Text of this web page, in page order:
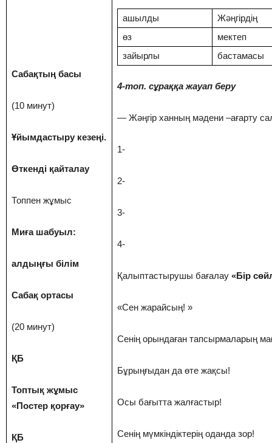
Сабақтың басы
(10 минут)
Ұйымдастыру кезеңі.
Өткенді қайталау
Топпен жұмыс
Миға шабуыл:
алдыңғы білім
Сабақ ортасы
(20 минут)
ҚБ
Топтық жұмыс
«Постер қорғау»
ҚБ
ашылды
Жәңгірдің
өз
мектеп
зайырлы
бастамасы
4-топ. сұраққа жауап беру
— Жәңгір ханның мәдени –ағарту
1-
2-
3-
4-
Қалыптастырушы бағалау «Бір
«Сен жарайсың! »
Сенің орындаған тапсырмаларың
Бұрыңғыдан да өте жақсы!
Осы бағытта жалғастыр!
Сенің мүмкіндіктерің оданда зор!